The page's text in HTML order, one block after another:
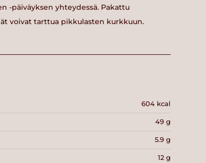
-päiväyksen yhteydessä. Pakattu
voivat tarttua pikkulasten kurkkuun.
604 kcal
49 g
5.9 g
12 g